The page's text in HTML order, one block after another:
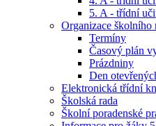
5. A - třídní
Organizace školního
Termíny
Časový plán
Prázdniny
Den
Elektronická třídní
Školská rada
Školní poradenské